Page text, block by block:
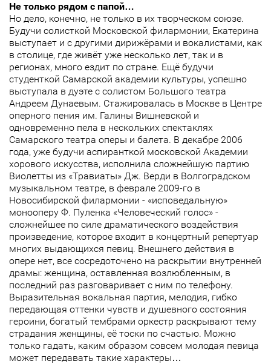
Не только рядом с папой…
Но дело, конечно, не только в их творческом союзе.
Будучи солисткой Московской филармонии, Екатерина
выступает и с другими дирижёрами и вокалистами, как
в столице, где живёт уже несколько лет, так и в
регионах, много ездит по стране. Ещё будучи
студенткой Самарской академии культуры, успешно
выступала в дуэте с солистом Большого театра
Андреем Дунаевым. Стажировалась в Москве в Центре
оперного пения им. Галины Вишневской и
одновременно пела в нескольких спектаклях
Самарского театра оперы и балета. В декабре 2006
года, уже будучи аспиранткой московской Академии
хорового искусства, исполнила сложнейшую партию
Виолетты из «Травиаты» Дж. Верди в Волгоградском
музыкальном театре, в феврале 2009-го в
Новосибирской филармонии - «исповедальную»
монооперу Ф. Пуленка «Человеческий голос» -
сложнейшее по силе драматического воздействия
произведение, которое входит в концертный репертуар
многих выдающихся певиц. Внешнего действия в
опере нет, все сосредоточено на раскрытии внутренней
драмы: женщина, оставленная возлюбленным, в
последний раз разговаривает с ним по телефону.
Выразительная вокальная партия, мелодия, гибко
передающая оттенки чувств и душевного состояния
героини, богатый тембрами оркестр раскрывают тему
страдания женщины, её тоски по счастью. Можно
только гадать, каким образом совсем молодая певица
может передавать такие характеры…